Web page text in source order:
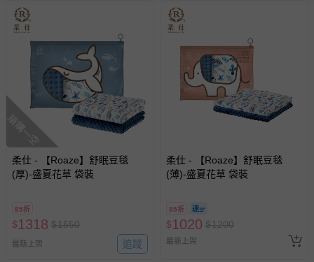
若您對於會員帳號、商品訂購與資訊、購物流程、付款方
式、折價券與購物金的使用、退貨及商品運送方式等有疑
問，你可詳見： 媽咪愛客服中心
預購商品：預購為海外同步代購，遇缺貨即會通知媽咪並協
助取消退款事宜。
商品如因「價格、組合」等錯誤原因，導致無法安排出貨，
會主動以簡訊及mail通知訂單取消事宜，並將提供適當補
償。
搶購一空
柔仕 - 【Roaze】舒眠豆毯
(厚)-盛夏花草 袋裝
85折
$1318 $1550
最新上架 追蹤
柔仕 - 【Roaze】舒眠豆毯
(薄)-盛夏花草 袋裝
85折
$1020 $1200
最新上架